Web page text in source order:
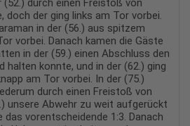
(52.) durch einen Freistoß von
doch der ging links am Tor vorbei.
in der (56.) aus spitzem
vorbei. Danach kamen die Gäste
in der (59.) einen Abschluss den
halten konnte, und in der (62.) ging
am Tor vorbei. In der (75.)
durch einen Freistoß von
unsere Abwehr zu weit aufgerückt
das vorentscheidende 1:3. Danach